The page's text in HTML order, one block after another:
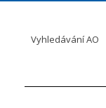
Vyhledávání AO